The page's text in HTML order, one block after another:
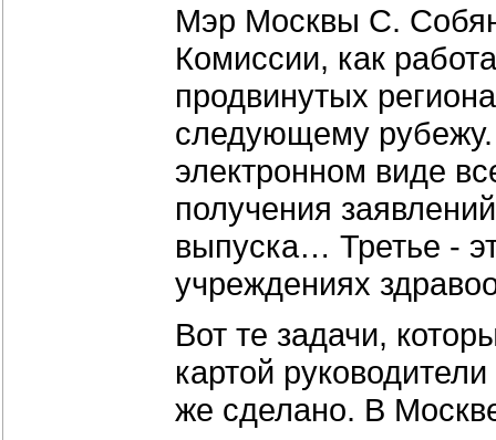
Мэр Москвы С.
Комиссии, как
продвинутых
следующему
электронном виде
получения
выпуска… Третье -
учреждениях
Вот те задачи,
картой
же сделано. В